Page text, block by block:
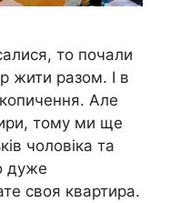
то почали
жити разом. І в
Але
тому ми ще
чоловіка та
дуже
своя квартира.